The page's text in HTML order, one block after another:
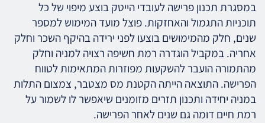
במסגרת תכנון פרישה לעובדי הייטק בוצע מיפוי של כל
תוכניות התגמול והאחזקות. פוצל מועד המימוש למספר
שנים, חלק מהמימושים בוצעו לפני ירידה בהיקף השכר וחלק
אחריה. במקביל הוגדרה רמת חשיפה רצויה למניה וחלק
מהתמורה הועבר להשקעות מפוזרות המתאימות לטווח
הפרישה. התוצאה הייתה הקטנת מס מצטבר, צמצום התלות
במניה יחידה ותכנון תזרים מזומנים שיאפשר לו לשמור על
רמת חיים דומה גם שנים לאחר הפרישה.